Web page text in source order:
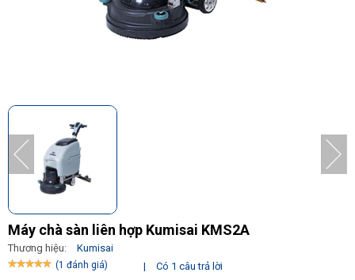
Máy chà sàn liên hợp Kumisai KMS2A
Thương hiệu: Kumisai
(1 đánh giá) |
Có 1 câu trả lời